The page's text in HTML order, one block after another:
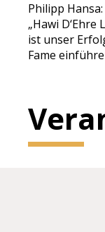
Philipp Hansa:
„Hawi
ist unser
Fame